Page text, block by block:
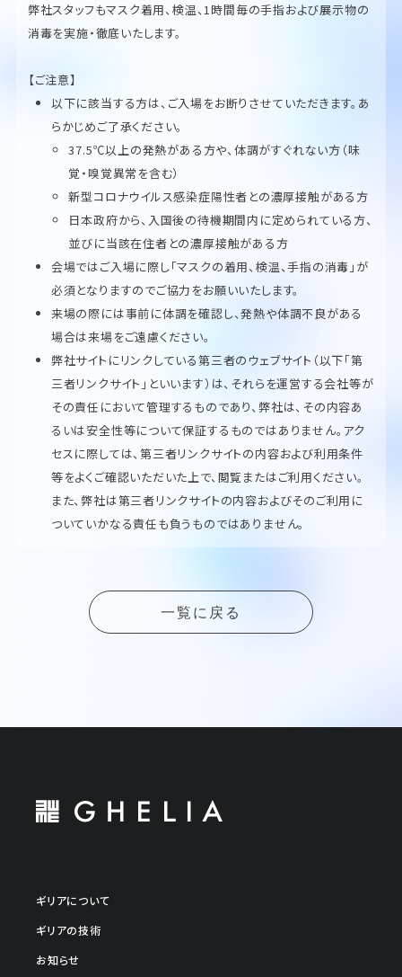
弊社スタッフもマスク着用、検温、1時間毎の手指および展示物の
消毒を実施・徹底いたします。
【ご注意】
以下に該当する方は、ご入場をお断りさせていただきます。あ
らかじめご了承ください。
37.5℃以上の発熱がある方や、体調がすぐれない方（味
覚・嗅覚異常を含む）
新型コロナウイルス感染症陽性者との濃厚接触がある方
日本政府から、入国後の待機期間内に定められている方、
並びに当該在住者との濃厚接触がある方
会場ではご入場に際し「マスクの着用、検温、手指の消毒」が
必須となりますのでご協力をお願いいたします。
来場の際には事前に体調を確認し、発熱や体調不良がある
場合は来場をご遠慮ください。
弊社サイトにリンクしている第三者のウェブサイト（以下「第
三者リンクサイト」といいます）は、それらを運営する会社等が
その責任において管理するものであり、弊社は、その内容あ
るいは安全性等について保証するものではありません。アク
セスに際しては、第三者リンクサイトの内容および利用条件
等をよくご確認いただいた上で、閲覧またはご利用ください。
また、弊社は第三者リンクサイトの内容およびそのご利用に
ついていかなる責任も負うものではありません。
一覧に戻る
ギリアについて
ギリアの技術
お知らせ